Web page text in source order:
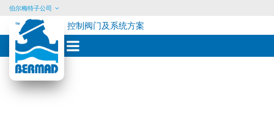
Skip
content
伯尔梅特子公司
控制阀门及系统方案